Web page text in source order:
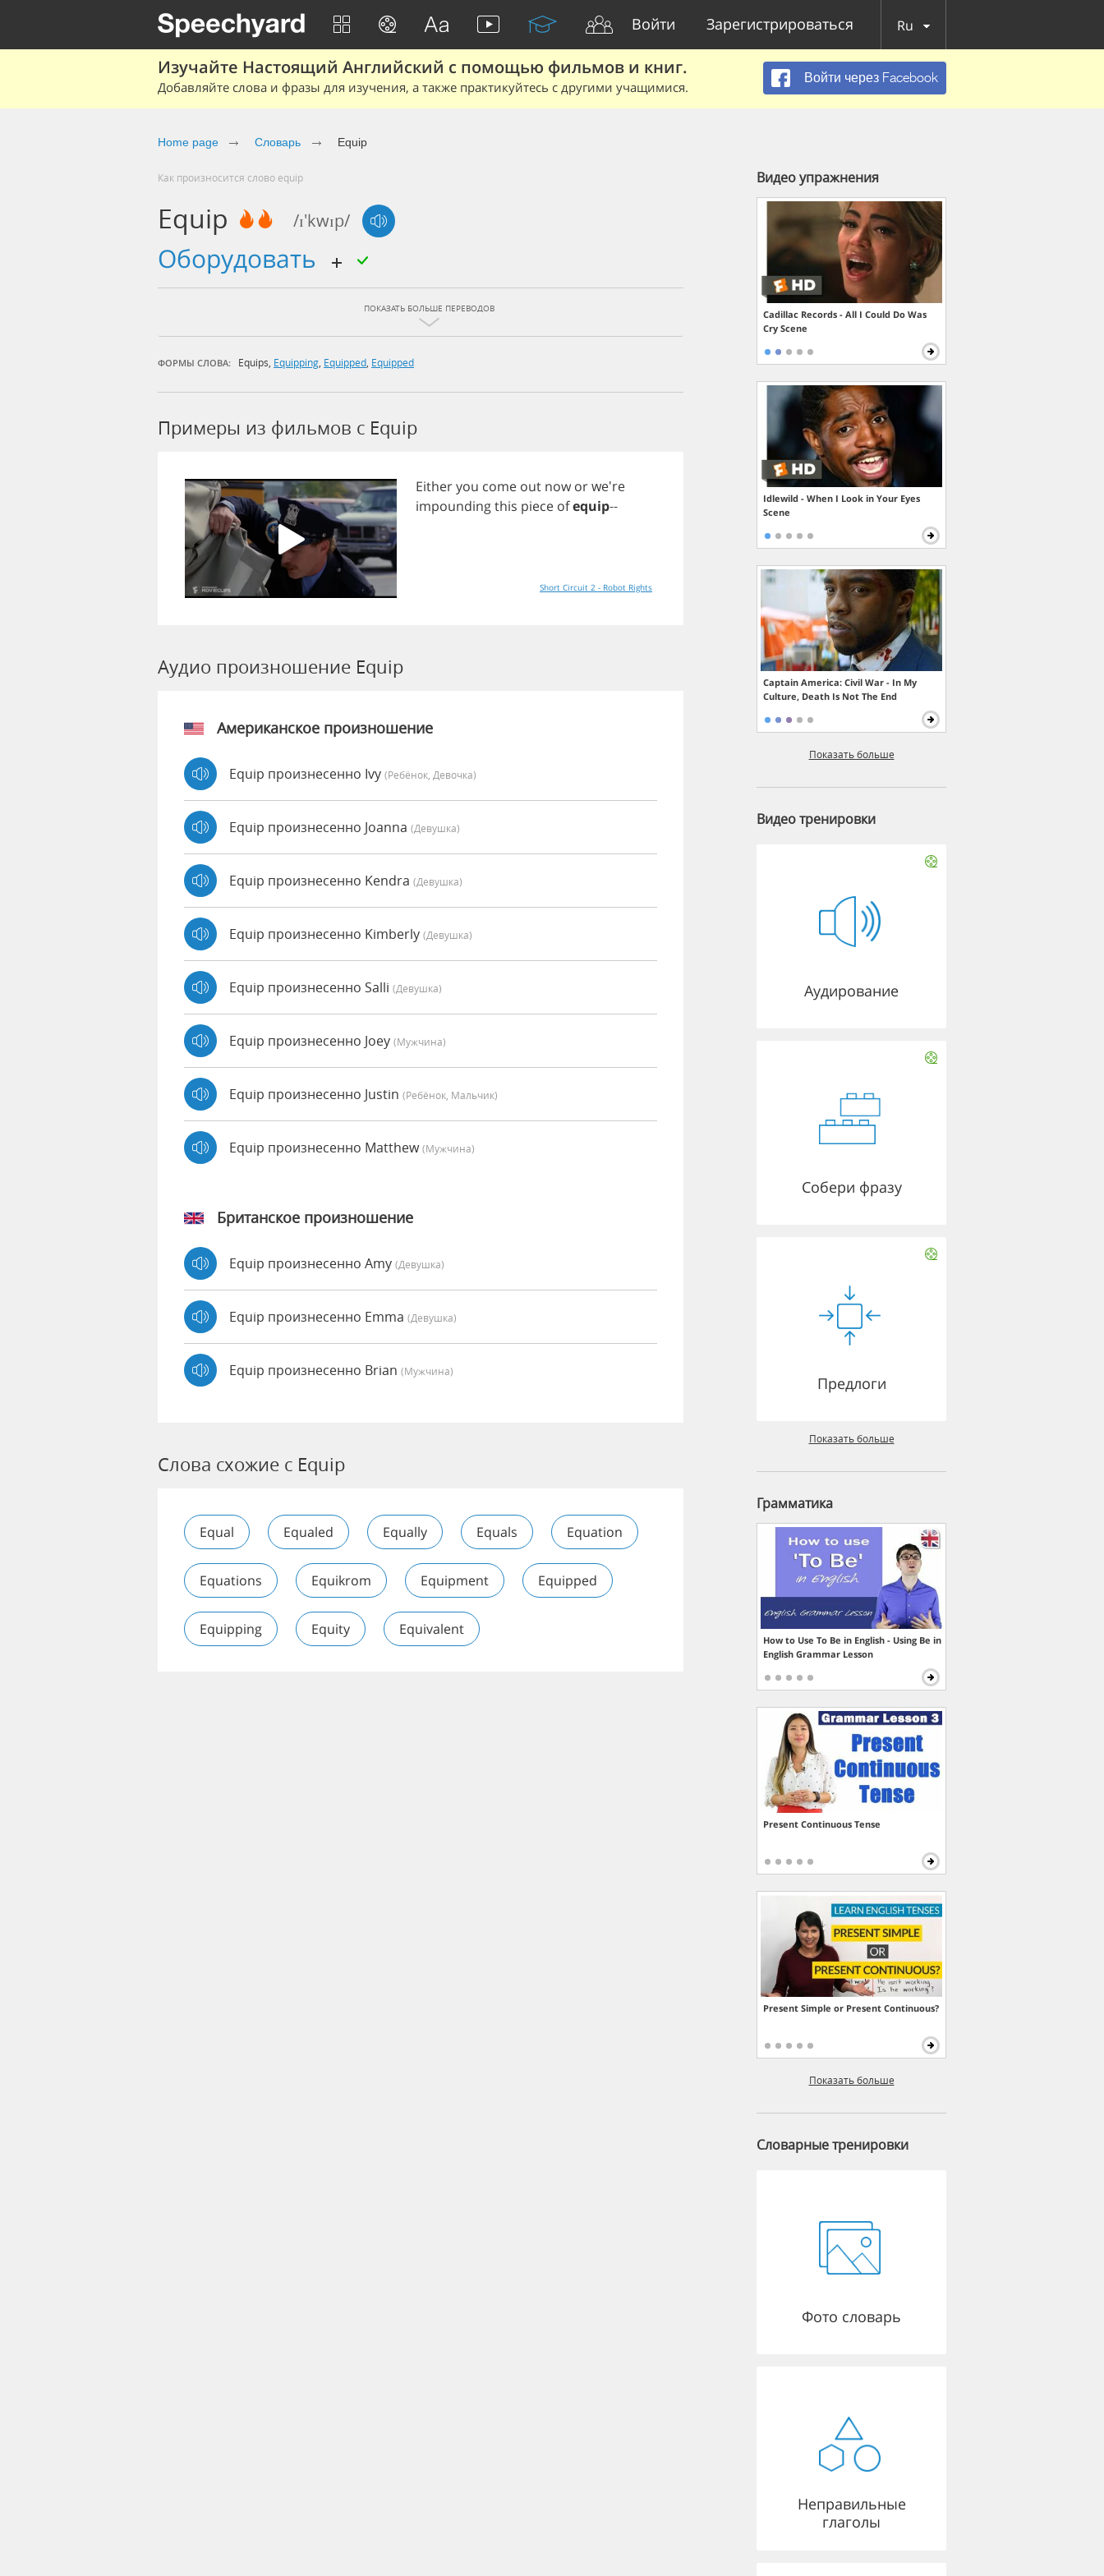
Войти Зарегистрироваться Ru
Изучайте Настоящий Английский с помощью фильмов и книг.
Добавляйте слова и фразы для изучения, а также практикуйтесь с другими учащимися.
Войти через Facebook
Home page Словарь Equip
Как произносится слово equip
Equip /ɪ'kwɪp/
оборудовать
ПОКАЗАТЬ БОЛЬШЕ ПЕРЕВОДОВ
ФОРМЫ СЛОВА: Equips Equipping Equipped Equipped
Примеры из фильмов c Equip
Eitheryou come out now orwe're
impoundingthis piece ofequip--
Short Circuit 2 - Robot Rights
Аудио произношение Equip
Американское произношение
Equip произнесенно Ivy (Ребёнок, Девочка)
Equip произнесенно Joanna (девушка)
Equip произнесенно Kendra (девушка)
Equip произнесенно Kimberly (девушка)
Equip произнесенно Salli (девушка)
Equip произнесенно Joey (мужчина)
Equip произнесенно Justin (Ребёнок, Мальчик)
Equip произнесенно Matthew(мужчина)
Британское произношение
Equip произнесенно Amy (девушка)
Equip произнесенно Emma (девушка)
Equip произнесенно Brian (мужчина)
Слова схожие с Equip
Equal Equaled Equally Equals Equation
Equations Equikrom Equipment Equipped
Equipping Equity Equivalent
Видео упражнения
Cadillac Records - All I Could Do Was
Cry Scene
Idlewild - When I Look in Your Eyes
Scene
Captain America: Civil War - In My
Culture, Death Is Not The End
Показать больше
Видео тренировки
Аудирование
Собери фразу
Предлоги
Показать больше
Грамматика
How to Use To Be in English - Using Be in
English Grammar Lesson
Present Continuous Tense
Present Simple or Present Continuous?
Показать больше
Словарные тренировки
Фото словарь
Неправильные
глаголы